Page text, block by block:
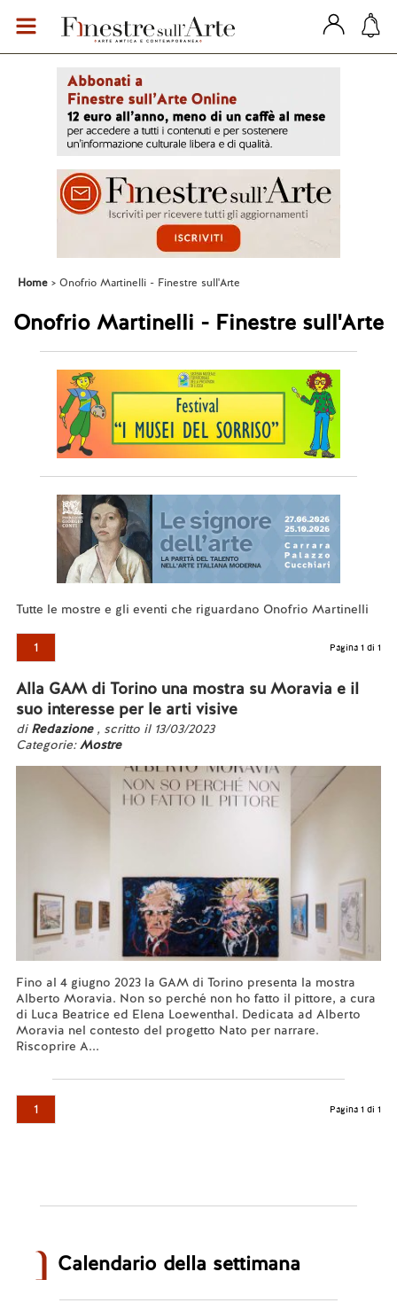
Home Onofrio Martinelli - Finestre sull'Arte
Onofrio Martinelli - Finestre sull'Arte
Tutte le mostre e gli eventi che riguardano Onofrio Martinelli
1 Pagina 1 di 1
Alla GAM di Torino una mostra su Moravia e il
suo interesse per le arti visive
di Redazione , scritto il 13/03/2023
Categorie:Mostre
Fino al 4 giugno 2023 la GAM di Torino presenta la mostra
Alberto Moravia. Non so perché non ho fatto il pittore, a cura
di Luca Beatrice ed Elena Loewenthal. Dedicata ad Alberto
Moravia nel contesto del progetto Nato per narrare.
Riscoprire A...
1 Pagina 1 di 1
Calendario della settimana